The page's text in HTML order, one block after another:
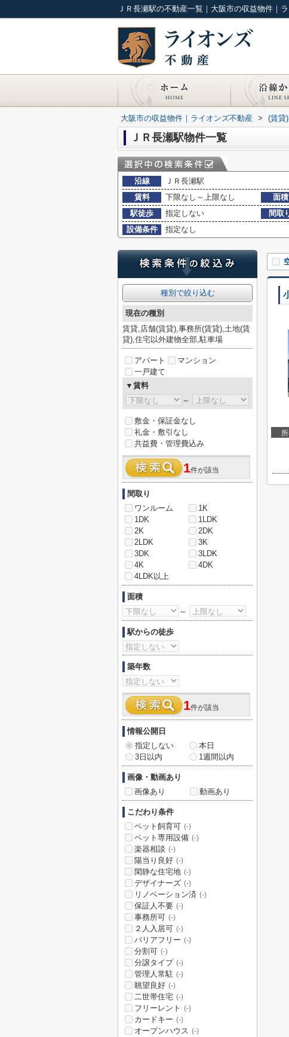
ＪＲ長瀬駅の不動産一覧｜大阪市の収益物件｜
大阪市の収益物件｜ライオンズ不動産 > (賃貸
ＪＲ長瀬駅物件一覧
沿線
ＪＲ長瀬駅
賃料
下限なし～上限なし 面積
駅徒歩
指定しない 間取
設備条件
指定なし
種別で絞り込む
現在の種別
賃貸,店舗(賃貸),事務所(賃貸),土地(賃
貸),住宅以外建物全部,駐車場
アパート
マンション
一戸建て
▼賃料
～
敷金・保証金なし
礼金・敷引なし
共益費・管理費込み
1件が該当
間取り
ワンルーム
1K
1DK
1LDK
2K
2DK
2LDK
3K
3DK
3LDK
4K
4DK
4LDK以上
面積
～
駅からの徒歩
築年数
1件が該当
情報公開日
指定しない
本日
3日以内
1週間以内
画像・動画あり
画像あり
動画あり
こだわり条件
ペット飼育可 (-)
ペット専用設備 (-)
楽器相談 (-)
陽当り良好 (-)
閑静な住宅地 (-)
デザイナーズ (-)
リノベーション済 (-)
保証人不要 (-)
事務所可 (-)
２人入居可 (-)
バリアフリー (-)
分割可 (-)
分譲タイプ (-)
管理人常駐 (-)
眺望良好 (-)
二世帯住宅 (-)
フリーレント (-)
カードキー (-)
オープンハウス (-)